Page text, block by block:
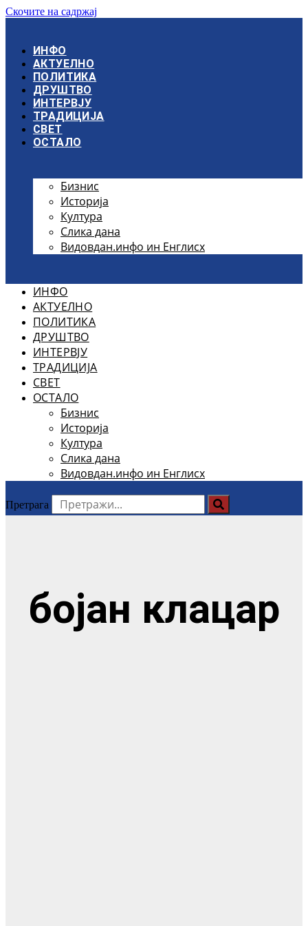
Скочите на садржај
ИНФО
АКТУЕЛНО
ПОЛИТИКА
ДРУШТВО
ИНТЕРВЈУ
ТРАДИЦИЈА
СВЕТ
ОСТАЛО
Бизнис
Историја
Култура
Слика дана
Видовдан.инфо ин Енглисх
ИНФО
АКТУЕЛНО
ПОЛИТИКА
ДРУШТВО
ИНТЕРВЈУ
ТРАДИЦИЈА
СВЕТ
ОСТАЛО
Бизнис
Историја
Култура
Слика дана
Видовдан.инфо ин Енглисх
Претрага
бојан клацар